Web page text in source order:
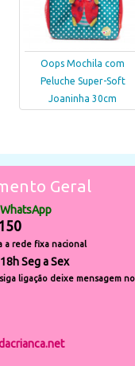
Oops Mochila com
Peluche Super-Soft
Joaninha 30cm
Geral
WhatsApp
a rede fixa nacional
Seg a Sex
ligação deixe mensagem no